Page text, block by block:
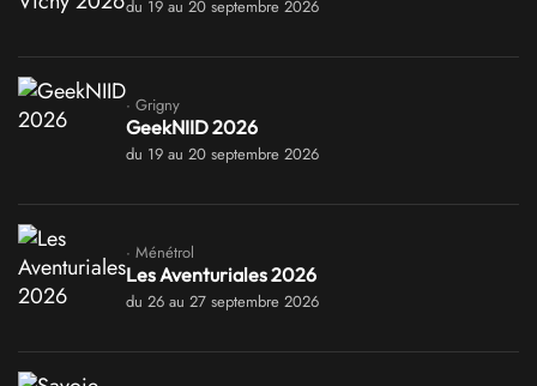
du 19 au 20 septembre 2026
· Grigny
GeekNIID 2026
du 19 au 20 septembre 2026
· Ménétrol
Les Aventuriales 2026
du 26 au 27 septembre 2026